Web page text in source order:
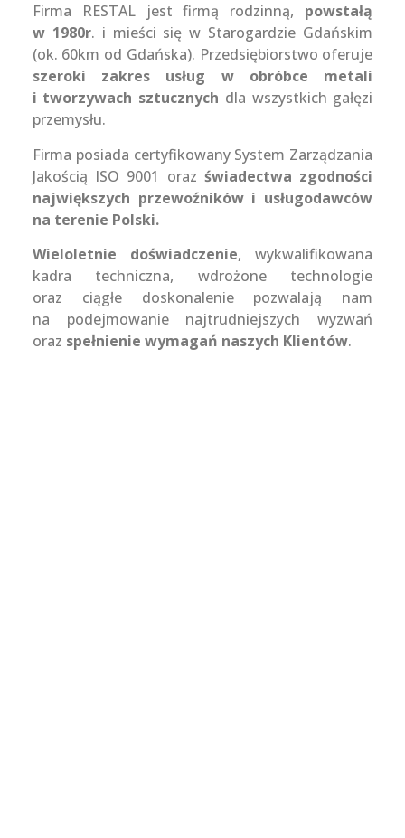
Firma RESTAL jest firmą rodzinną, powstałą
w 1980r. i mieści się w Starogardzie Gdańskim
(ok. 60km od Gdańska). Przedsiębiorstwo oferuje
szeroki zakres usług w obróbce metali
i tworzywach sztucznych dla wszystkich gałęzi
przemysłu.
Firma posiada certyfikowany System Zarządzania
Jakością ISO 9001 oraz świadectwa zgodności
największych przewoźników i usługodawców
na terenie Polski.
Wieloletnie doświadczenie, wykwalifikowana
kadra techniczna, wdrożone technologie
oraz ciągłe doskonalenie pozwalają nam
na podejmowanie najtrudniejszych wyzwań
oraz spełnienie wymagań naszych Klientów.